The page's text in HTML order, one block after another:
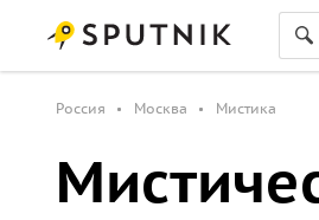
Россия Москва Мистика